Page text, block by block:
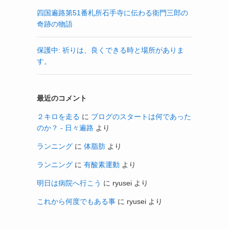
四国遍路第51番札所石手寺に伝わる衛門三郎の
奇跡の物語
保護中: 祈りは、良くできる時と場所がありま
す。
最近のコメント
２キロを走る に ブログのスタートは何であった
のか？ - 日々遍路 より
ランニング に 体脂肪 より
ランニング に 有酸素運動 より
明日は病院へ行こう に ryusei より
これから何度でもある事 に ryusei より